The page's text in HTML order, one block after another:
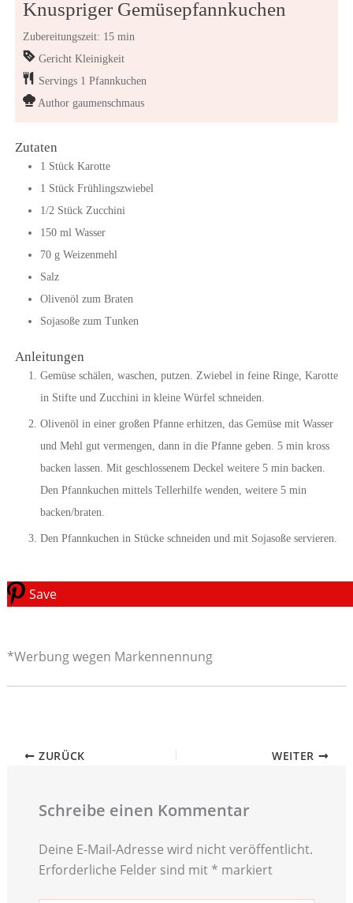
Knuspriger Gemüsepfannkuchen
Zubereitungszeit: 15 min
Gericht Kleinigkeit
Servings 1 Pfannkuchen
Author gaumenschmaus
Zutaten
1 Stück Karotte
1 Stück Frühlingszwiebel
1/2 Stück Zucchini
150 ml Wasser
70 g Weizenmehl
Salz
Olivenöl zum Braten
Sojasoße zum Tunken
Anleitungen
Gemüse schälen, waschen, putzen. Zwiebel in feine Ringe, Karotte
in Stifte und Zucchini in kleine Würfel schneiden.
Olivenöl in einer großen Pfanne erhitzen, das Gemüse mit Wasser
und Mehl gut vermengen, dann in die Pfanne geben. 5 min kross
backen lassen. Mit geschlossenem Deckel weitere 5 min backen.
Den Pfannkuchen mittels Tellerhilfe wenden, weitere 5 min
backen/braten.
Den Pfannkuchen in Stücke schneiden und mit Sojasoße servieren.
Save
*Werbung wegen Markennennung
ZURÜCK WEITER
Schreibe einen Kommentar
Deine E-Mail-Adresse wird nicht veröffentlicht.
Erforderliche Felder sind mit * markiert